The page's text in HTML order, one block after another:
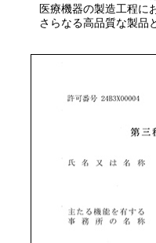
医療機器の製造工程に
さらなる高品質な製品